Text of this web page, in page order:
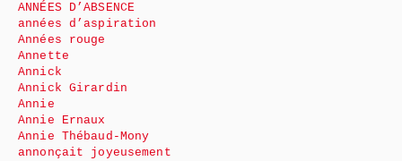
ANNÉES D’ABSENCE
années d’aspiration
Années rouge
Annette
Annick
Annick Girardin
Annie
Annie Ernaux
Annie Thébaud-Mony
annonçait joyeusement